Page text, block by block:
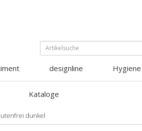
designline Hygiene
Kataloge
dunkel